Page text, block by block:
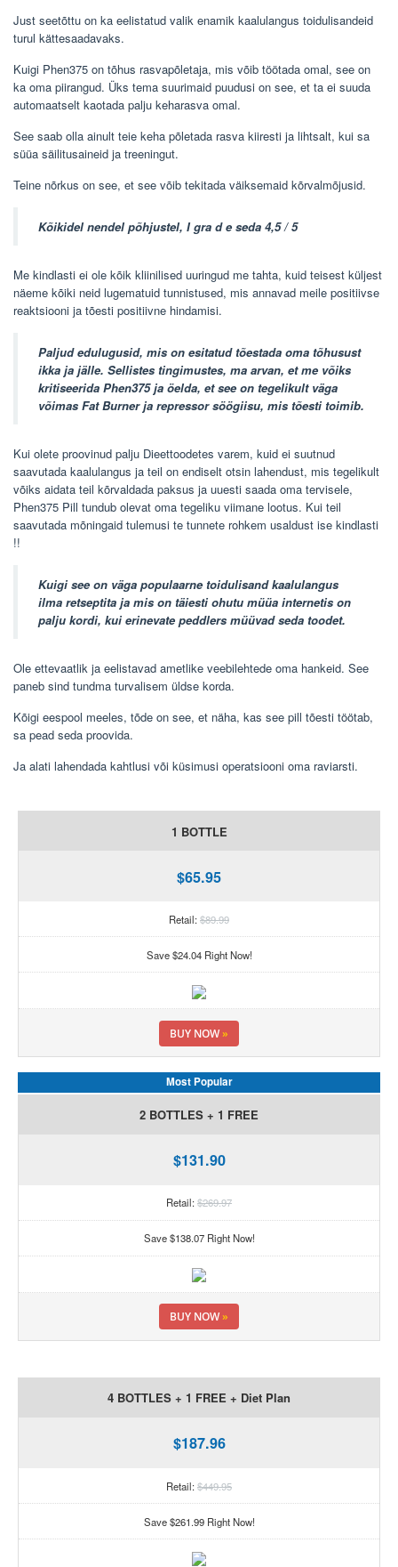
Just seetõttu on ka eelistatud valik enamik kaalulangus toidulisandeid
turul kättesaadavaks.
Kuigi Phen375 on tõhus rasvapõletaja, mis võib töötada omal, see on
ka oma piirangud. Üks tema suurimaid puudusi on see, et ta ei suuda
automaatselt kaotada palju keharasva omal.
See saab olla ainult teie keha põletada rasva kiiresti ja lihtsalt, kui sa
süüa säilitusaineid ja treeningut.
Teine nõrkus on see, et see võib tekitada väiksemaid kõrvalmõjusid.
Kõikidel nendel põhjustel, I gra de seda 4,5 / 5
Me kindlasti ei ole kõik kliinilised uuringud me tahta, kuid teisest küljest
näeme kõiki neid lugematuid tunnistused, mis annavad meile positiivse
reaktsiooni ja tõesti positiivne hindamisi.
Paljud edulugusid, mis on esitatud tõestada oma tõhusust
ikka ja jälle. Sellistes tingimustes, ma arvan, et me võiks
kritiseerida Phen375 ja öelda, et see on tegelikult väga
võimas Fat Burner ja repressor söögiisu, mis tõesti toimib.
Kui olete proovinud palju Dieettoodetes varem, kuid ei suutnud
saavutada kaalulangus ja teil on endiselt otsin lahendust, mis tegelikult
võiks aidata teil kõrvaldada paksus ja uuesti saada oma tervisele,
Phen375 Pill tundub olevat oma tegeliku viimane lootus. Kui teil
saavutada mõningaid tulemusi te tunnete rohkem usaldust ise kindlasti
!!
Kuigi see on väga populaarne toidulisand kaalulangus
ilma retseptita ja mis on täiesti ohutu müüa internetis on
palju kordi, kui erinevate peddlers müüvad seda toodet.
Ole ettevaatlik ja eelistavad ametlike veebilehtede oma hankeid. See
paneb sind tundma turvalisem üldse korda.
Kõigi eespool meeles, tõde on see, et näha, kas see pill tõesti töötab,
sa pead seda proovida.
Ja alati lahendada kahtlusi või küsimusi operatsiooni oma raviarsti.
1 BOTTLE
$65.95
Retail:$89.99
Save $24.04 Right Now!
BUY NOW»
Most Popular
2 BOTTLES + 1 FREE
$131.90
Retail:$269.97
Save $138.07 Right Now!
BUY NOW»
4 BOTTLES + 1 FREE + Diet Plan
$187.96
Retail:$449.95
Save $261.99 Right Now!